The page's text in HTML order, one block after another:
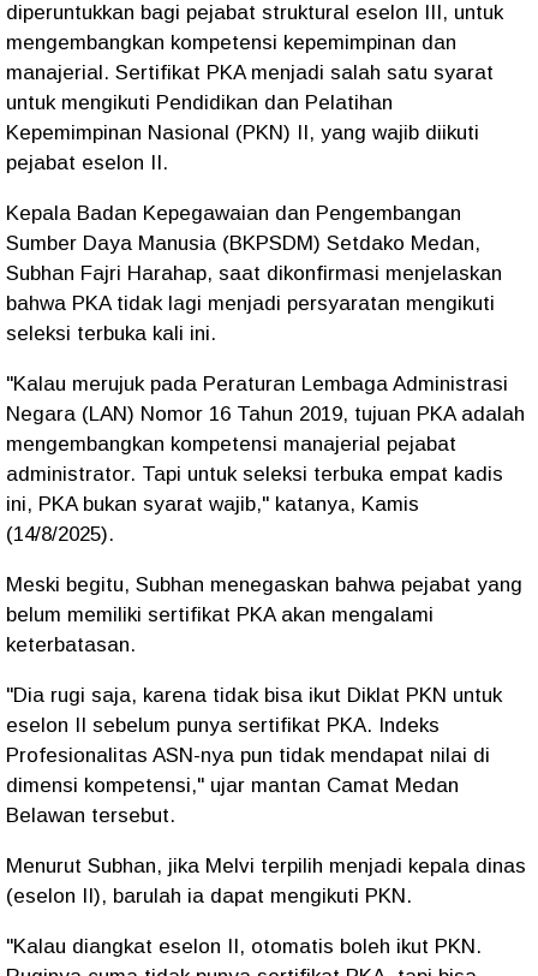
diperuntukkan bagi pejabat struktural eselon III, untuk
mengembangkan kompetensi kepemimpinan dan
manajerial. Sertifikat PKA menjadi salah satu syarat
untuk mengikuti Pendidikan dan Pelatihan
Kepemimpinan Nasional (PKN) II, yang wajib diikuti
pejabat eselon II.
Kepala Badan Kepegawaian dan Pengembangan
Sumber Daya Manusia (BKPSDM) Setdako Medan,
Subhan Fajri Harahap, saat dikonfirmasi menjelaskan
bahwa PKA tidak lagi menjadi persyaratan mengikuti
seleksi terbuka kali ini.
"Kalau merujuk pada Peraturan Lembaga Administrasi
Negara (LAN) Nomor 16 Tahun 2019, tujuan PKA adalah
mengembangkan kompetensi manajerial pejabat
administrator. Tapi untuk seleksi terbuka empat kadis
ini, PKA bukan syarat wajib," katanya, Kamis
(14/8/2025).
Meski begitu, Subhan menegaskan bahwa pejabat yang
belum memiliki sertifikat PKA akan mengalami
keterbatasan.
"Dia rugi saja, karena tidak bisa ikut Diklat PKN untuk
eselon II sebelum punya sertifikat PKA. Indeks
Profesionalitas ASN-nya pun tidak mendapat nilai di
dimensi kompetensi," ujar mantan Camat Medan
Belawan tersebut.
Menurut Subhan, jika Melvi terpilih menjadi kepala dinas
(eselon II), barulah ia dapat mengikuti PKN.
"Kalau diangkat eselon II, otomatis boleh ikut PKN.